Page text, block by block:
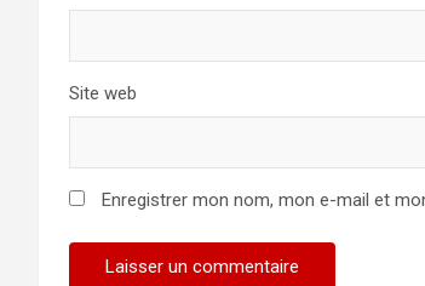
Site web
Enregistrer mon nom, mon e-mail et